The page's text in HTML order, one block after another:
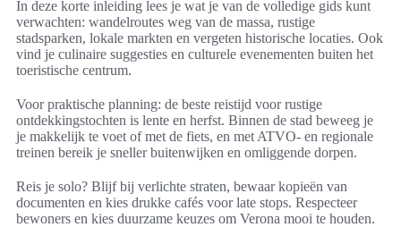
In deze korte inleiding lees je wat je van de volledige gids kunt
verwachten: wandelroutes weg van de massa, rustige
stadsparken, lokale markten en vergeten historische locaties. Ook
vind je culinaire suggesties en culturele evenementen buiten het
toeristische centrum.
Voor praktische planning: de beste reistijd voor rustige
ontdekkingstochten is lente en herfst. Binnen de stad beweeg je
je makkelijk te voet of met de fiets, en met ATVO- en regionale
treinen bereik je sneller buitenwijken en omliggende dorpen.
Reis je solo? Blijf bij verlichte straten, bewaar kopieën van
documenten en kies drukke cafés voor late stops. Respecteer
bewoners en kies duurzame keuzes om Verona mooi te houden.